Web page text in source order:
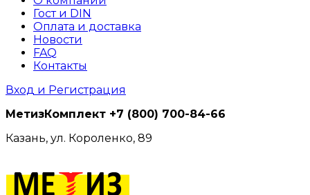
Гост и DIN
Оплата и доставка
Новости
FAQ
Контакты
Вход и Регистрация
МетизКомплект +7 (800) 700-84-66
Казань, ул. Короленко, 89